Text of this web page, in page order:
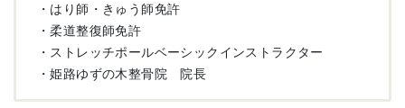
・はり師・きゅう師免許
・柔道整復師免許
・ストレッチポールベーシックインストラクター
・姫路ゆずの木整骨院 院長